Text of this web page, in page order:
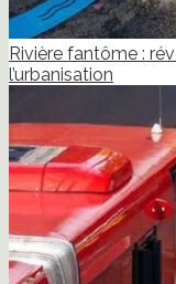
Rivière fantôme :
l’urbanisation